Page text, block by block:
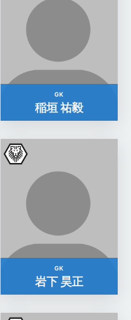
GK
稲垣 祐毅
GK
岩下 昊正